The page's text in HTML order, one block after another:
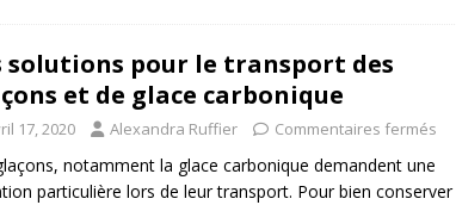
solutions pour le transport des
et de glace carbonique
17, 2020 Alexandra Ruffier Commentaires fermés
notamment la glace carbonique demandent une
particulière lors de leur transport. Pour bien conserver